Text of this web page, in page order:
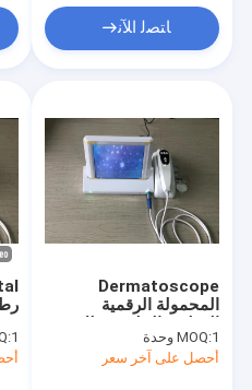
لون الماسح الضوئي بالموجات
الموجات فوق الصوتية
آلة الوجه بترددات الراديو
التنظير الإلكترونية الرقمية
multi معلم مدرب صبور
ﺎﺘﺼﻟ ﺍﻶﻧ
1 وحدة
Dermatoscope
المحمولة الرقمية
النفط مع شاشة 8 بوصة
MOQ:1 وحدة
أحصل على آخر سعر